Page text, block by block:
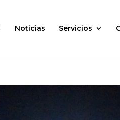
Noticias Servicios